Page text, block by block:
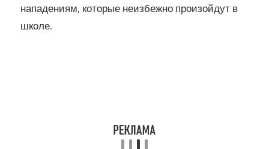
нападениям, которые неизбежно произойдут в
школе.